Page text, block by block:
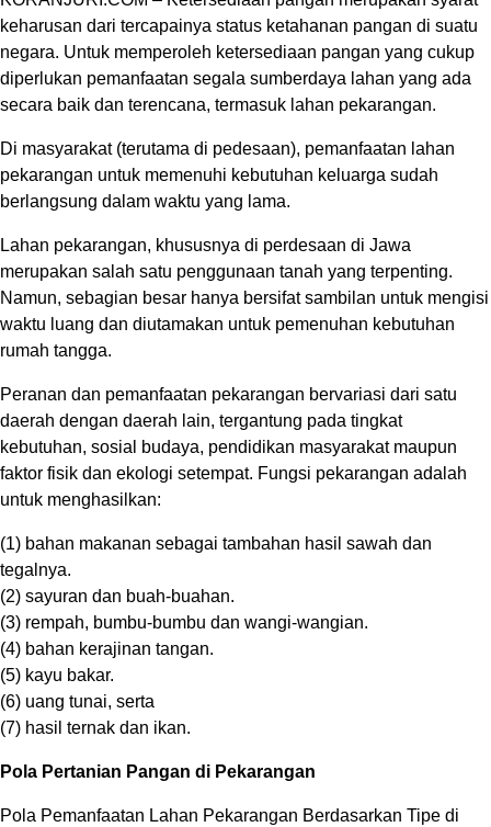
keharusan dari tercapainya status ketahanan pangan di suatu
negara. Untuk memperoleh ketersediaan pangan yang cukup
diperlukan pemanfaatan segala sumberdaya lahan yang ada
secara baik dan terencana, termasuk lahan pekarangan.
Di masyarakat (terutama di pedesaan), pemanfaatan lahan
pekarangan untuk memenuhi kebutuhan keluarga sudah
berlangsung dalam waktu yang lama.
Lahan pekarangan, khususnya di perdesaan di Jawa
merupakan salah satu penggunaan tanah yang terpenting.
Namun, sebagian besar hanya bersifat sambilan untuk mengisi
waktu luang dan diutamakan untuk pemenuhan kebutuhan
rumah tangga.
Peranan dan pemanfaatan pekarangan bervariasi dari satu
daerah dengan daerah lain, tergantung pada tingkat
kebutuhan, sosial budaya, pendidikan masyarakat maupun
faktor fisik dan ekologi setempat. Fungsi pekarangan adalah
untuk menghasilkan:
(1) bahan makanan sebagai tambahan hasil sawah dan
tegalnya.
(2) sayuran dan buah-buahan.
(3) rempah, bumbu-bumbu dan wangi-wangian.
(4) bahan kerajinan tangan.
(5) kayu bakar.
(6) uang tunai, serta
(7) hasil ternak dan ikan.
Pola Pertanian Pangan di Pekarangan
Pola Pemanfaatan Lahan Pekarangan Berdasarkan Tipe di